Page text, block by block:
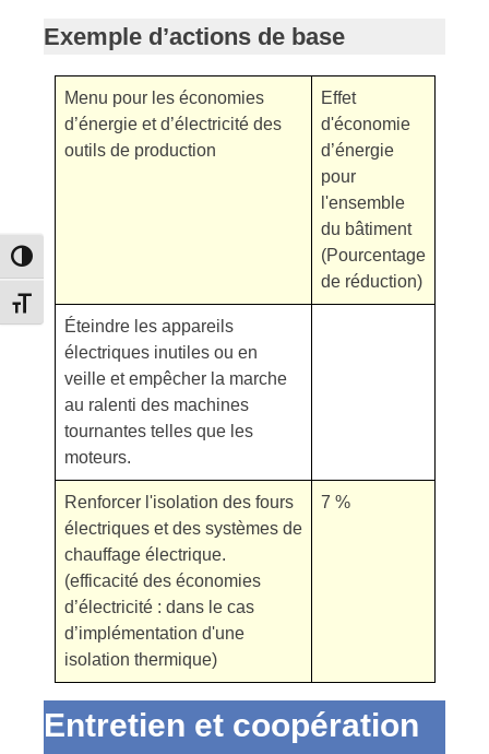
Passer en contraste élevé
Changer la taille de la police
Exemple d’actions de base
Menu pour les économies
d’énergie et d’électricité des
outils de production
Effet
d'économie
d’énergie
pour
l'ensemble
du bâtiment
(Pourcentage
de réduction)
Éteindre les appareils
électriques inutiles ou en
veille et empêcher la marche
au ralenti des machines
tournantes telles que les
moteurs.
Renforcer l'isolation des fours
électriques et des systèmes de
chauffage électrique.
(efficacité des économies
d’électricité : dans le cas
d’implémentation d'une
isolation thermique)
7 %
Entretien et coopération